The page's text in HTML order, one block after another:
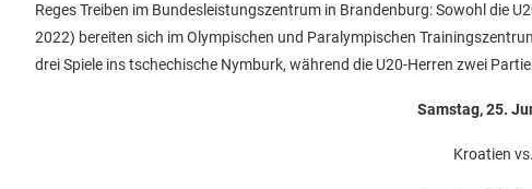
Reges Treiben im Bundesleistungszentrum in Brandenburg: Sowohl die
2022) bereiten sich im Olympischen und Paralympischen
drei Spiele ins tschechische Nymburk, während die U20-Herren zwei
Samstag, 25.
Kroatien